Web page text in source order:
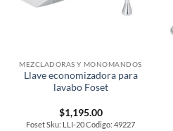
MEZCLADORAS Y MONOMANDOS
Llave economizadora para
lavabo Foset
$1,195.00
Foset Sku: LLI-20 Codigo: 49227